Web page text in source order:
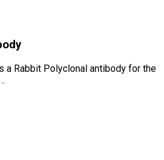
a Rabbit Polyclonal antibody for the